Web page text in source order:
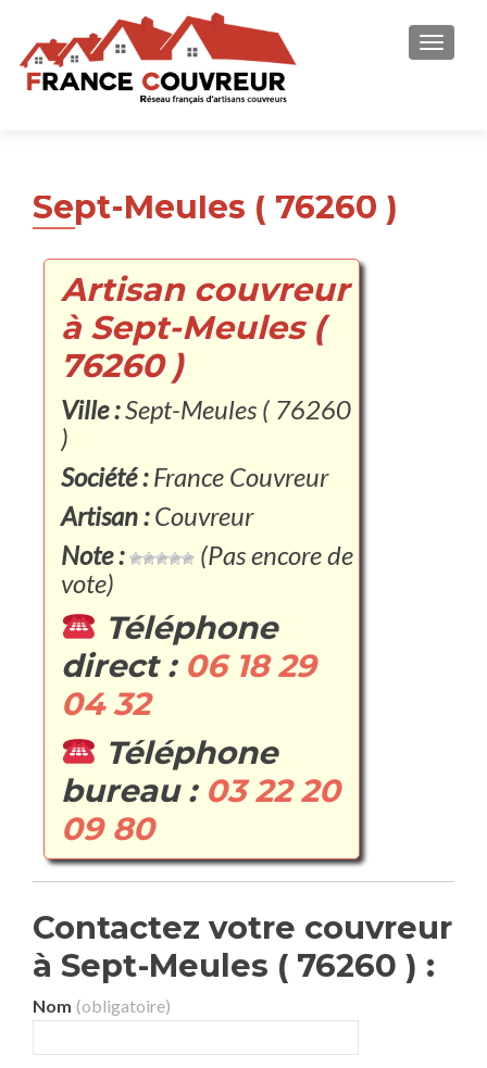
Sept-Meules ( 76260 )
Artisan couvreur
à Sept-Meules (
76260 )
Ville :Sept-Meules ( 76260
)
Société :France Couvreur
Artisan :Couvreur
Note :
(Pas encore de
vote)
Téléphone
direct : 06 18 29
04 32
Téléphone
bureau : 03 22 20
09 80
Contactez votre couvreur
à Sept-Meules ( 76260 ) :
Nom (obligatoire)